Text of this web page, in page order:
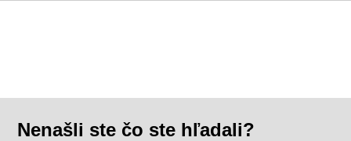
Nenašli ste čo ste hľadali?